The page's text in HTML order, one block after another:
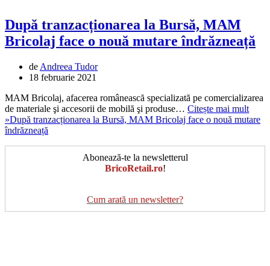
După tranzacționarea la Bursă, MAM
Bricolaj face o nouă mutare îndrăzneață
de Andreea Tudor
18 februarie 2021
MAM Bricolaj, afacerea românească specializată pe comercializarea
de materiale şi accesorii de mobilă şi produse… Citește mai mult
»După tranzacționarea la Bursă, MAM Bricolaj face o nouă mutare
îndrăzneață
Abonează-te la newsletterul
BricoRetail.ro!
Cum arată un newsletter?